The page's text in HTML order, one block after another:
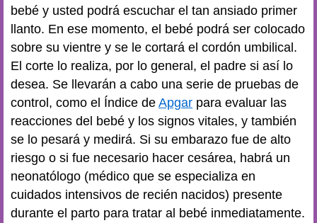
bebé y usted podrá escuchar el tan ansiado primer
llanto. En ese momento, el bebé podrá ser colocado
sobre su vientre y se le cortará el cordón umbilical.
El corte lo realiza, por lo general, el padre si así lo
desea. Se llevarán a cabo una serie de pruebas de
control, como el Índice de Apgar para evaluar las
reacciones del bebé y los signos vitales, y también
se lo pesará y medirá. Si su embarazo fue de alto
riesgo o si fue necesario hacer cesárea, habrá un
neonatólogo (médico que se especializa en
cuidados intensivos de recién nacidos) presente
durante el parto para tratar al bebé inmediatamente.